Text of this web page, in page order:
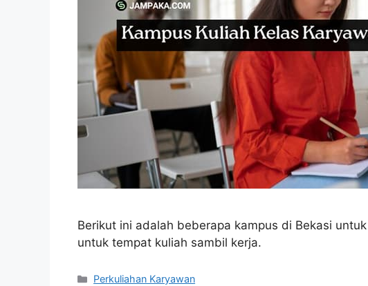
Berikut ini adalah beberapa kampus di Bekasi
untuk tempat kuliah sambil kerja.
Kategori
Perkuliahan Karyawan